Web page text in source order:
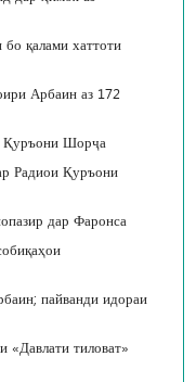
қалами хаттоти
Арбаин аз 172
Қуръони Шорҷа
Радиои Қуръони
дар Фаронса
пайванди идораи
«Давлати тиловат»